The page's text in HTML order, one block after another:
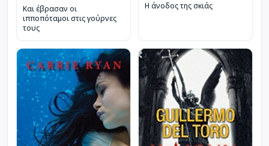
Και έβρασαν οι
ιπποπόταμοι στις γούρνες
τους
Η άνοδος της σκιάς